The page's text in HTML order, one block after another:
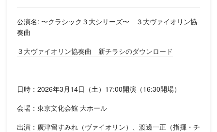
公演名: 〜クラシック３大シリーズ〜 ３大ヴァイオリン協
奏曲
３大ヴァイオリン協奏曲 新チラシのダウンロード
日時：2026年3月14日（土）17:00開演（16:30開場）
会場：東京文化会館 大ホール
出演：廣津留すみれ（ヴァイオリン）、渡邊一正（指揮・チ